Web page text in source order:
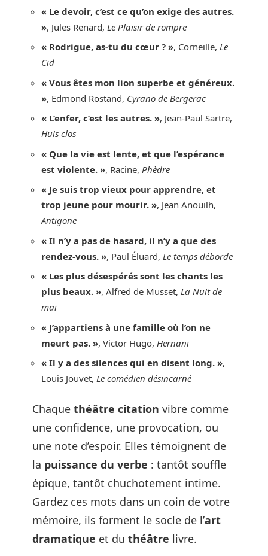
« Le devoir, c’est ce qu’on exige des autres.
», Jules Renard, Le Plaisir de rompre
« Rodrigue, as-tu du cœur ? », Corneille, Le
Cid
« Vous êtes mon lion superbe et généreux.
», Edmond Rostand, Cyrano de Bergerac
« L’enfer, c’est les autres. », Jean-Paul Sartre,
Huis clos
« Que la vie est lente, et que l’espérance
est violente. », Racine, Phèdre
« Je suis trop vieux pour apprendre, et
trop jeune pour mourir. », Jean Anouilh,
Antigone
« Il n’y a pas de hasard, il n’y a que des
rendez-vous. », Paul Éluard, Le temps déborde
« Les plus désespérés sont les chants les
plus beaux. », Alfred de Musset, La Nuit de
mai
« J’appartiens à une famille où l’on ne
meurt pas. », Victor Hugo, Hernani
« Il y a des silences qui en disent long. »,
Louis Jouvet, Le comédien désincarné
Chaque théâtre citation vibre comme
une confidence, une provocation, ou
une note d’espoir. Elles témoignent de
la puissance du verbe : tantôt souffle
épique, tantôt chuchotement intime.
Gardez ces mots dans un coin de votre
mémoire, ils forment le socle de l’art
dramatique et du théâtre livre.